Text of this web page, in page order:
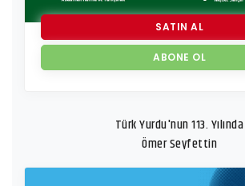
SATIN AL
ABONE OL
Türk Yurdu'nun 113. Yılında
Ömer Seyfettin